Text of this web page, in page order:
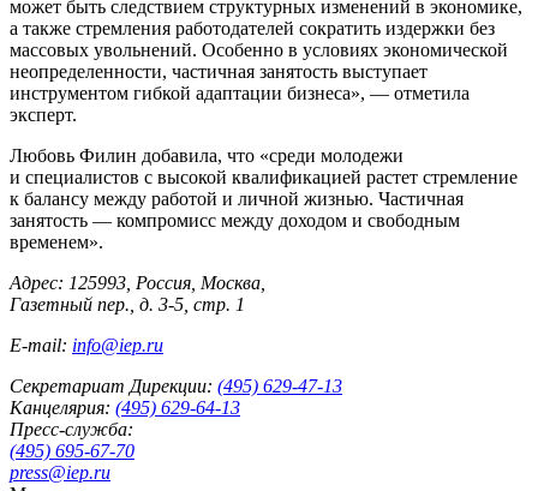
может быть следствием структурных изменений в экономике,
а также стремления работодателей сократить издержки без
массовых увольнений. Особенно в условиях экономической
неопределенности, частичная занятость выступает
инструментом гибкой адаптации бизнеса», — отметила
эксперт.
Любовь Филин добавила, что «среди молодежи
и специалистов с высокой квалификацией растет стремление
к балансу между работой и личной жизнью. Частичная
занятость — компромисс между доходом и свободным
временем».
Адрес: 125993, Россия, Москва,
Газетный пер., д. 3-5, стр. 1
E-mail: info@iep.ru
Секретариат Дирекции: (495) 629-47-13
Канцелярия: (495) 629-64-13
Пресс-служба:
(495) 695-67-70
press@iep.ru